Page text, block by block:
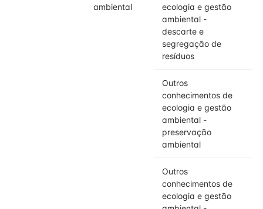
ambiental
ecologia e gestão
ambiental -
descarte e
segregação de
resíduos
Outros
conhecimentos de
ecologia e gestão
ambiental -
preservação
ambiental
Outros
conhecimentos de
ecologia e gestão